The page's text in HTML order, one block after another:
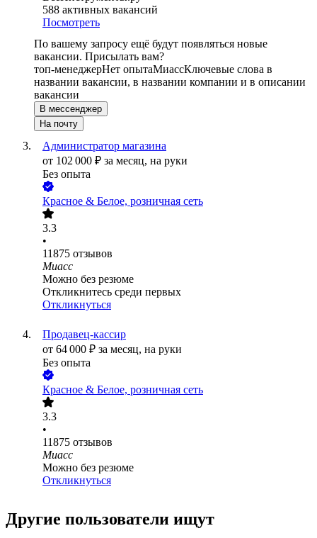
588 активных вакансий
Посмотреть
По вашему запросу ещё будут появляться новые
вакансии. Присылать вам?
топ-менеджерНет опытаМиассКлючевые слова в
названии вакансии, в названии компании и в описании
вакансии
В мессенджер
На почту
Администратор магазина
от 102 000 ₽ за месяц, на руки
Без опыта
Красное & Белое, розничная сеть
3.3
•
11875 отзывов
Миасс
Можно без резюме
Откликнитесь среди первых
Откликнуться
Продавец-кассир
от 64 000 ₽ за месяц, на руки
Без опыта
Красное & Белое, розничная сеть
3.3
•
11875 отзывов
Миасс
Можно без резюме
Откликнуться
Другие пользователи ищут